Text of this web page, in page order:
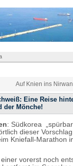
Auf Knien ins
Eine Reise
der Mönche!
: Südkorea
dieser
Kniefall-Marathon
vorerst noch